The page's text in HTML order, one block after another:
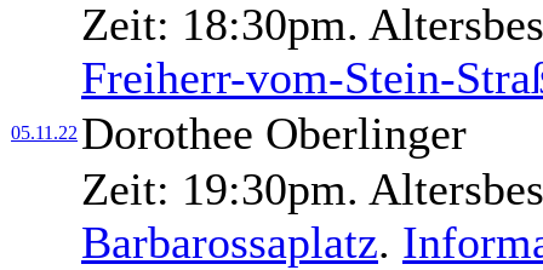
Zeit: 18:30pm.
Freiherr-vom-Stein-
05.11.22 Dorothee Oberlinger
Zeit: 19:30pm.
Barbarossaplatz.